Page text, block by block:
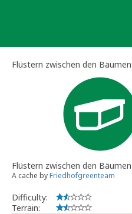
Flüstern zwischen den
Flüstern zwischen den Bäumen
A cache byFriedhofgreenteam
Difficulty:
Terrain: